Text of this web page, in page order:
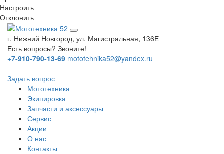
Настроить
Отклонить
г. Нижний Новгород, ул. Магистральная, 136Е
Есть вопросы? Звоните!
+7-910-790-13-69 mototehnika52@yandex.ru
Задать вопрос
Мототехника
Экипировка
Запчасти и аксессуары
Сервис
Акции
О нас
Контакты